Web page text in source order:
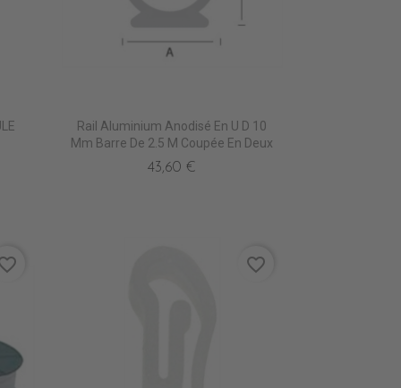
Rail Aluminium Anodisé En U D 10
Mm Barre De 2.5 M Coupée En Deux
43,60 €
favorite_border